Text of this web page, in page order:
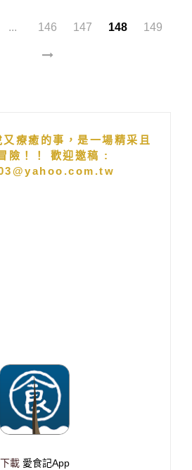
... 146 147 148 149
療癒的事，是一場精采且
險！！ 歡迎邀稿 :
下載 愛食記App